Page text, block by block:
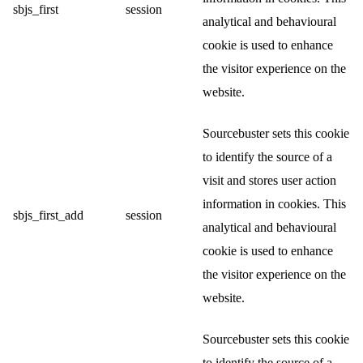
sbjs_first session
analytical and behavioural
cookie is used to enhance
the visitor experience on the
website.
sbjs_first_add session
Sourcebuster sets this cookie
to identify the source of a
visit and stores user action
information in cookies. This
analytical and behavioural
cookie is used to enhance
the visitor experience on the
website.
Sourcebuster sets this cookie